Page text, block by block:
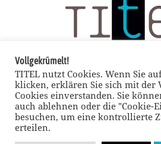
Vollgekrümelt!
TITEL nutzt Cookies. Wenn Sie
klicken, erklären Sie sich mit der
Cookies einverstanden. Sie
auch ablehnen oder die "Cookie-
besuchen, um eine kontrollierte
erteilen.